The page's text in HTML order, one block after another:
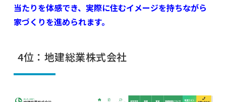
当たりを体感でき、実際に住むイメージを持ちながら
家づくりを進められます。
4位：地建総業株式会社